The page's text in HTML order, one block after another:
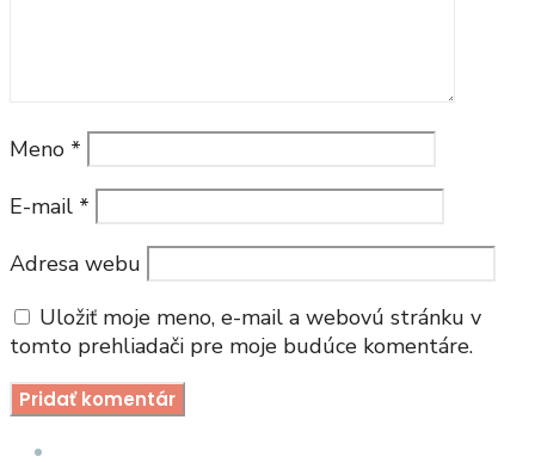
Meno *
E-mail *
Adresa webu
Uložiť moje meno, e-mail a webovú stránku v
tomto prehliadači pre moje budúce komentáre.